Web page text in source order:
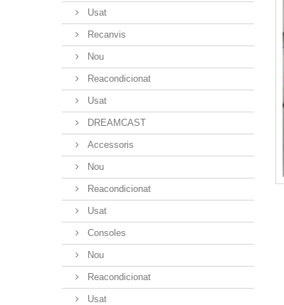
Usat
Recanvis
Nou
Reacondicionat
Usat
DREAMCAST
Accessoris
Nou
Reacondicionat
Usat
Consoles
Nou
Reacondicionat
Usat